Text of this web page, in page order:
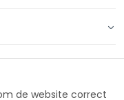
de website correct